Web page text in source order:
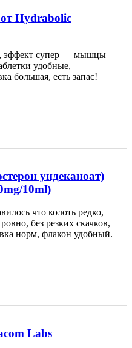
Hydrabolic
эффект супер — мышцы
удобные,
большая, есть запас!
ундеканоат)
10ml)
что колоть редко,
без резких скачков,
норм, флакон удобный.
Labs